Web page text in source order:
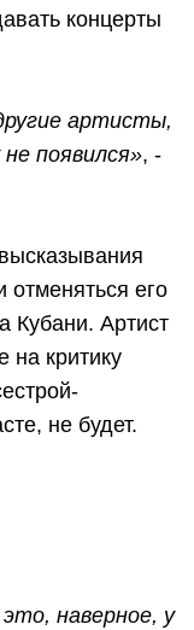
концерты
артисты,
появился», -
отменяться его
Кубани. Артист
на критику
не будет.
наверное, у